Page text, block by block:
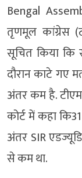
Bengal
तृणमूल कांग्रेस
सूचित किया कि
दौरान काटे गए
अंतर कम है.
कोर्ट में कहा
अंतर SIR
से कम था.